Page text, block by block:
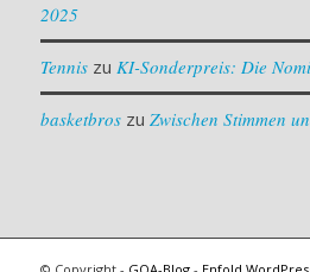
2025
Tenniszu KI-Sonderpreis: Die
basketbroszu Zwischen Stimmen